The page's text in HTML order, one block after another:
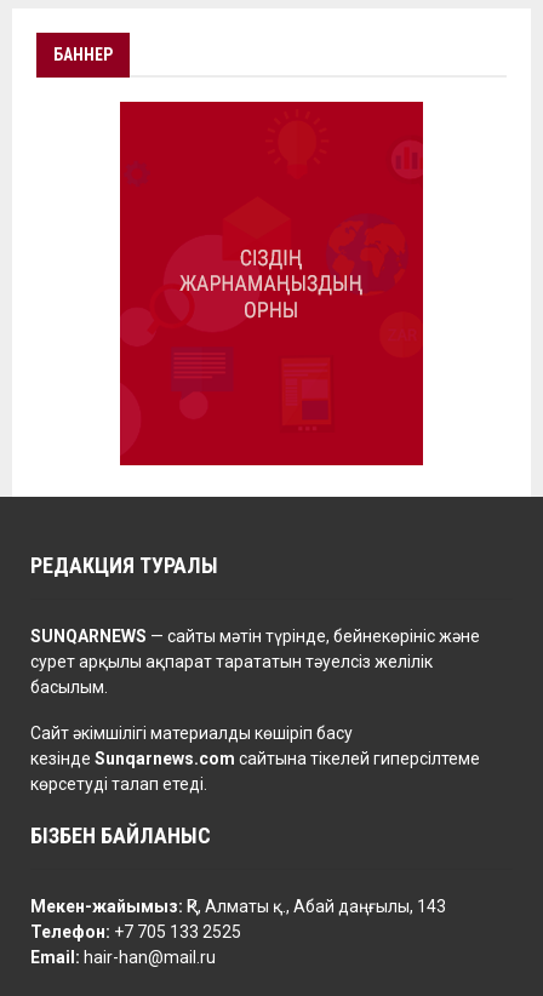
БАННЕР
РЕДАКЦИЯ ТУРАЛЫ
SUNQARNEWS — сайты мәтін түрінде, бейнекөрініс және
сурет арқылы ақпарат тарататын тәуелсіз желілік
басылым.
Сайт әкімшілігі материалды көшіріп басу
кезінде Sunqarnews.com сайтына тікелей гиперсілтеме
көрсетуді талап етеді.
БІЗБЕН БАЙЛАНЫС
Мекен-жайымыз: ҚР, Алматы қ., Абай даңғылы, 143
Телефон: +7 705 133 2525
Email: hair-han@mail.ru